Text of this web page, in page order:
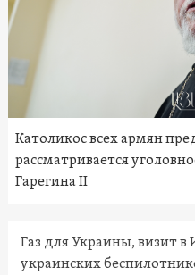
Католикос всех армян
рассматривается
Гарегина II
Газ для Украины, визит в
украинских